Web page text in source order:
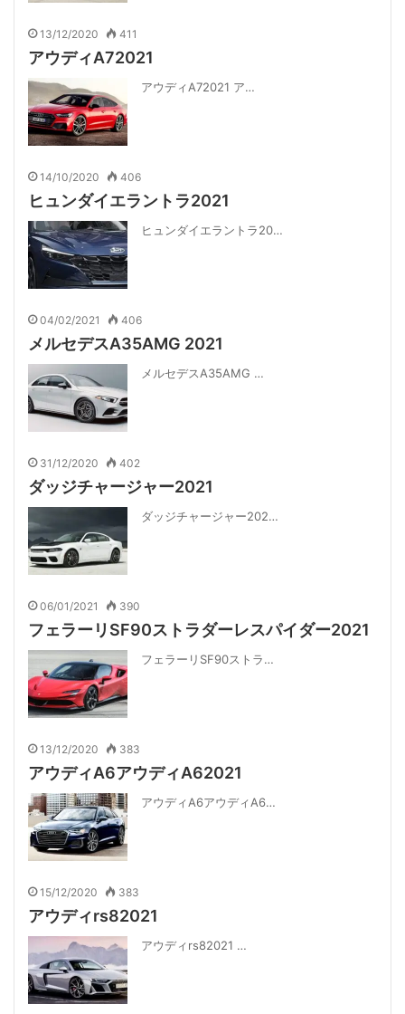
13/12/2020 411
アウディA72021
アウディA72021 ア…
14/10/2020 406
ヒュンダイエラントラ2021
ヒュンダイエラントラ20…
04/02/2021 406
メルセデスA35AMG 2021
メルセデスA35AMG …
31/12/2020 402
ダッジチャージャー2021
ダッジチャージャー202…
06/01/2021 390
フェラーリSF90ストラダーレスパイダー2021
フェラーリSF90ストラ…
13/12/2020 383
アウディA6アウディA62021
アウディA6アウディA6…
15/12/2020 383
アウディrs82021
アウディrs82021 …